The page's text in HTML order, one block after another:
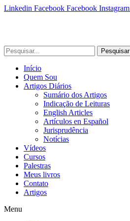
Linkedin Facebook Facebook Instagram
Pesquisar
Início
Quem Sou
Artigos Diários
Sumário dos Artigos
Indicação de Leituras
English Articles
Artículos en Español
Jurisprudência
Notícias
Vídeos
Cursos
Palestras
Meus livros
Contato
Artigos
Menu